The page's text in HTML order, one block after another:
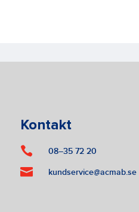
Kontakt
 08–35 72 20
 kundservice@acmab.se